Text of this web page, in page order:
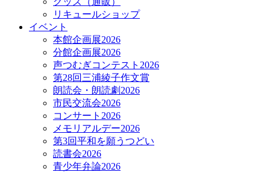
リキュールショップ
イベント
本館企画展2026
分館企画展2026
声つむぎコンテスト2026
第28回三浦綾子作文賞
朗読会・朗読劇2026
市民交流会2026
コンサート2026
メモリアルデー2026
第3回平和を願うつどい
読書会2026
青少年弁論2026